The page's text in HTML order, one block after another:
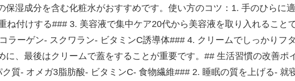
保湿成分を含む化粧水がおすすめです。使い方のコツ：1. 手のひらに
ね付けする### 3. 美容液で集中ケア20代から美容液を取り入れること
ラーゲン- スクワラン- ビタミンC誘導体### 4. クリームでしっかりフ
に、最後はクリームで蓋をすることが重要です。## 生活習慣の改善ポ
質- オメガ3脂肪酸- ビタミンC- 食物繊維### 2. 睡眠の質を上げる- 就